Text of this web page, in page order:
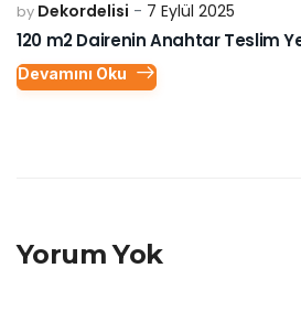
by Dekordelisi 7 Eylül 2025
120 m2 Dairenin Anahtar Teslim
Devamını Oku
Yorum Yok